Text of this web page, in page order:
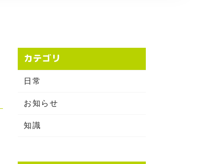
カテゴリ
日常
お知らせ
知識